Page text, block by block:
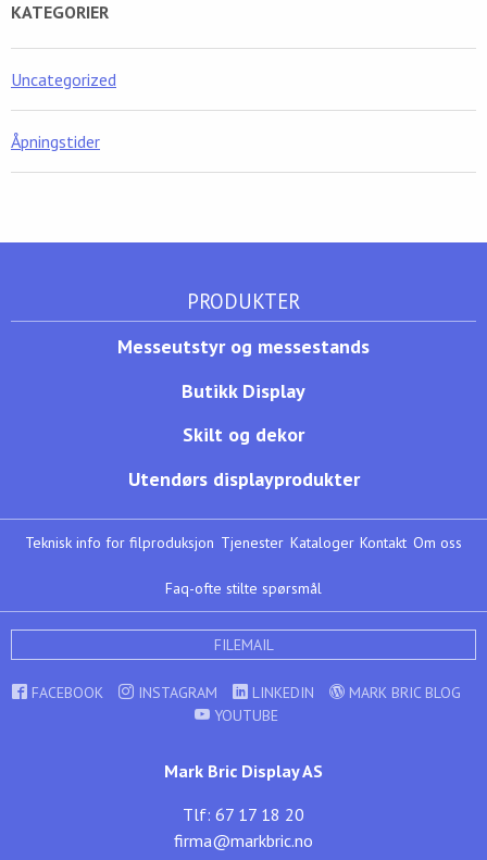
KATEGORIER
Uncategorized
Åpningstider
PRODUKTER
Messeutstyr og messestands
Butikk Display
Skilt og dekor
Utendørs displayprodukter
Teknisk info for filproduksjon Tjenester Kataloger Kontakt Om oss
Faq-ofte stilte spørsmål
FILEMAIL
FACEBOOK INSTAGRAM LINKEDIN
MARK BRIC BLOG
YOUTUBE
Mark Bric Display AS
Tlf: 67 17 18 20
firma@markbric.no